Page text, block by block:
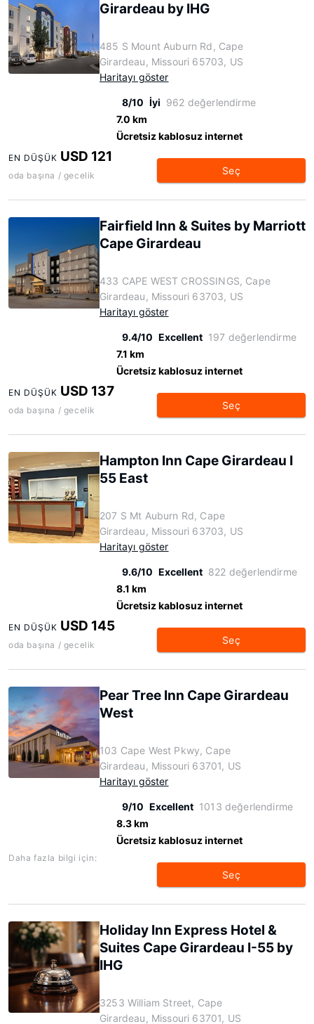
Girardeau by IHG
485 S Mount Auburn Rd, Cape
Girardeau, Missouri 65703, US
Haritayı göster
8/10 İyi 962 değerlendirme
7.0 km
Ücretsiz kablosuz internet
EN DÜŞÜK USD 121
oda başına / gecelik Seç
Fairfield Inn & Suites by Marriott
Cape Girardeau
433 CAPE WEST CROSSINGS, Cape
Girardeau, Missouri 63703, US
Haritayı göster
9.4/10 Excellent 197 değerlendirme
7.1 km
Ücretsiz kablosuz internet
EN DÜŞÜK USD 137
oda başına / gecelik Seç
Hampton Inn Cape Girardeau I
55 East
207 S Mt Auburn Rd, Cape
Girardeau, Missouri 63703, US
Haritayı göster
9.6/10 Excellent 822 değerlendirme
8.1 km
Ücretsiz kablosuz internet
EN DÜŞÜK USD 145
oda başına / gecelik Seç
Pear Tree Inn Cape Girardeau
West
103 Cape West Pkwy, Cape
Girardeau, Missouri 63701, US
Haritayı göster
9/10 Excellent 1013 değerlendirme
8.3 km
Ücretsiz kablosuz internet
Daha fazla bilgi için:
Seç
Holiday Inn Express Hotel &
Suites Cape Girardeau I-55 by
IHG
3253 William Street, Cape
Girardeau, Missouri 63701, US